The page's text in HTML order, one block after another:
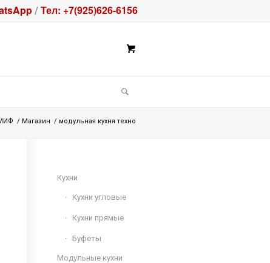
/ Тел: +7(925)626-6156
/ Магазин / модульная кухня техно
Кухни
Кухни угловые
Кухни прямые
Буфеты
Модульные кухни